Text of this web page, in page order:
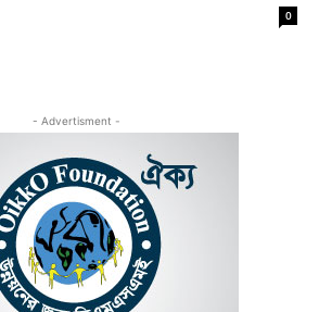
0
- Advertisment -